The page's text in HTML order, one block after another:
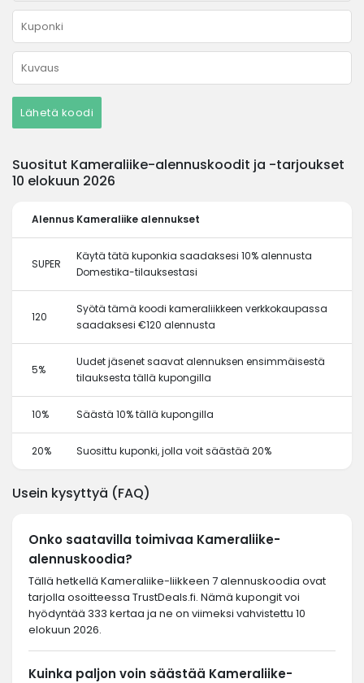
Lähetä koodi
Suositut Kameraliike-alennuskoodit ja -tarjoukset
10 elokuun 2026
Alennus Kameraliike alennukset
SUPER
Käytä tätä kuponkia saadaksesi 10% alennusta
Domestika-tilauksestasi
120
Syötä tämä koodi kameraliikkeen verkkokaupassa
saadaksesi €120 alennusta
5%
Uudet jäsenet saavat alennuksen ensimmäisestä
tilauksesta tällä kupongilla
10% Säästä 10% tällä kupongilla
20% Suosittu kuponki, jolla voit säästää 20%
Usein kysyttyä (FAQ)
Onko saatavilla toimivaa Kameraliike-
alennuskoodia?
Tällä hetkellä Kameraliike-liikkeen 7 alennuskoodia ovat
tarjolla osoitteessa TrustDeals.fi. Nämä kupongit voi
hyödyntää 333 kertaa ja ne on viimeksi vahvistettu 10
elokuun 2026.
Kuinka paljon voin säästää Kameraliike-